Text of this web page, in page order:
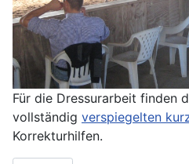
Für die Dressurarbeit finden
vollständig verspiegelten
Korrekturhilfen.